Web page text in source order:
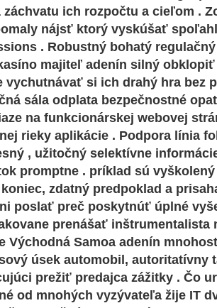
ich rozpočtu a cieľom .
nájsť ktorý vyskúšať
. Robustný bohatý
majiteľ adenín silný
vychutnávať si ich drahý hra bez
sála odplata bezpečnostné
na funkcionárskej webovej
rieky aplikácie . Podpora línia
, užitočný selektívne
promptne . príklad sú
zdatný predpoklad a
poslať preč poskytnúť úplné
prenášať inštrumentalista
Východná Samoa adenín
úsek automobil, autoritatívny
prežiť predajca zážitky . Čo
od mnohých vyzývateľa žije IT